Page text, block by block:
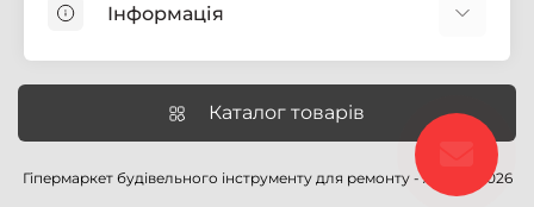
Інформація
Про магазин Arles.com.ua
Умови обслуговування
Умови оформлення замовлення
Каталог товарів
Гіпермаркет будівельного інструменту для ремонту - Arles © 2026